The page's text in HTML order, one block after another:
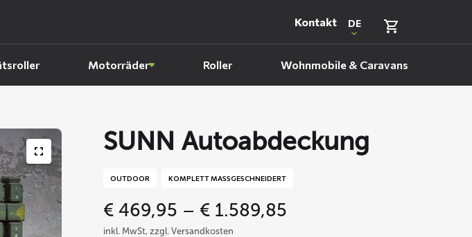
Kontakt
DE
Motorräder Roller Wohnmobile & Caravans
SUNN Autoabdeckung
OUTDOOR KOMPLETT MASSGESCHNEIDERT
€ 469,95 – € 1.589,85
inkl. MwSt, zzgl. Versandkosten